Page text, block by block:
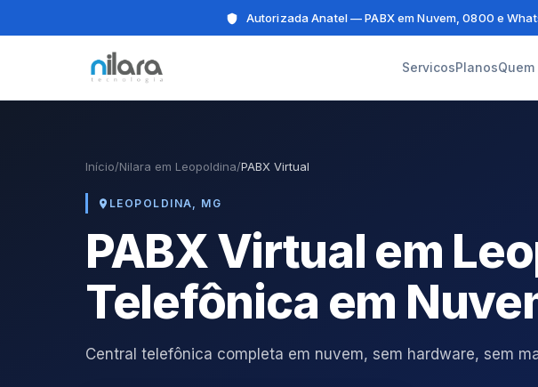
Autorizada Anatel — PABX em Nuvem, 0800 e
ServicosPlanos
Início/Nilara em Leopoldina/PABX Virtual
LEOPOLDINA, MG
PABX Virtual em
Telefônica em
Central telefônica completa em nuvem, sem hardware, sem